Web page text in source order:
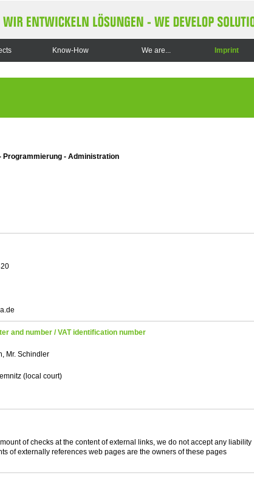
Know-How We are... Imprint
Programmierung - Administration
and number / VAT identification number
Mr. Schindler
(local court)
of checks at the content of external links, we do not accept any liability
of externally references web pages are the owners of these pages